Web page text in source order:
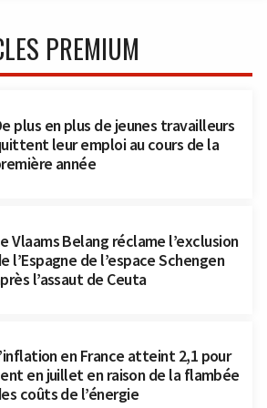
PREMIUM
plus en plus de jeunes travailleurs
leur emploi au cours de la
année
Vlaams Belang réclame l’exclusion
l’Espagne de l’espace Schengen
l’assaut de Ceuta
en France atteint 2,1 pour
en juillet en raison de la flambée
coûts de l’énergie